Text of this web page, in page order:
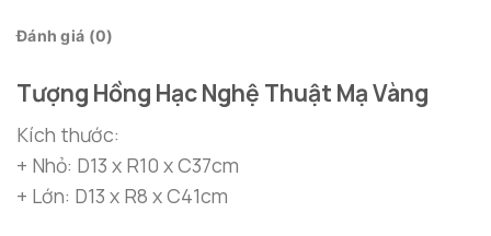
Đánh giá (0)
Tượng Hồng Hạc Nghệ Thuật Mạ Vàng
Kích thước:
+ Nhỏ: D13 x R10 x C37cm
+ Lớn: D13 x R8 x C41cm